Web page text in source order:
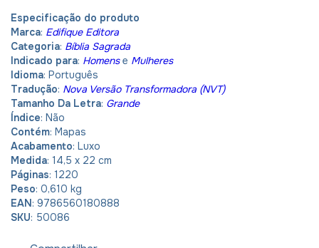
Especificação do produto
Marca: Edifique Editora
Categoria: Bíblia Sagrada
Indicado para: Homense Mulheres
Idioma: Português
Tradução: Nova Versão Transformadora (NVT)
Tamanho Da Letra: Grande
Índice: Não
Contém: Mapas
Acabamento: Luxo
Medida: 14,5 x 22 cm
Páginas: 1220
Peso: 0,610 kg
EAN: 9786560180888
SKU: 50086